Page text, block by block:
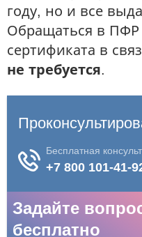
году, но и все
Обращаться в
сертификата в
не требуется.